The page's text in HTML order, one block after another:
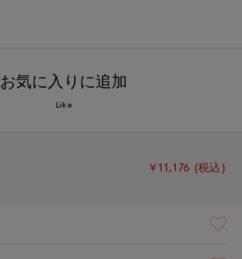
お気に入りに追加
Like
￥11,176 (税込)